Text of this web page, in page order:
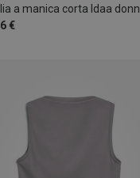
a manica corta Idaa
€